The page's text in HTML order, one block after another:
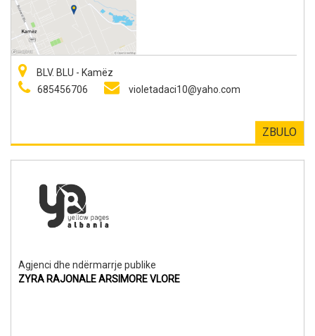
BLV. BLU - Kamëz
685456706
violetadaci10@yaho.com
ZBULO
Agjenci dhe ndërmarrje publike
ZYRA RAJONALE ARSIMORE VLORE